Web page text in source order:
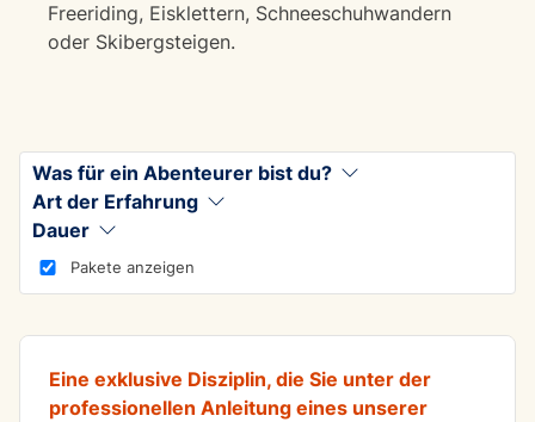
Freeriding, Eisklettern, Schneeschuhwandern
oder Skibergsteigen.
Was für ein Abenteurer bist du?
Art der Erfahrung
Dauer
Pakete anzeigen
ADRENALIN
Eisklettern
Eine exklusive Disziplin, die Sie unter der
professionellen Anleitung eines unserer